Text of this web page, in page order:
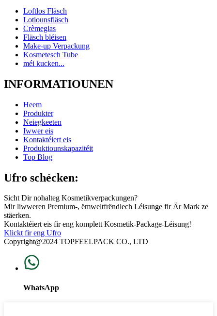
Loftlos Fläsch
Lotiounsfläsch
Crèmeglas
Fläsch bléisen
Make-up Verpackung
Kosmetesch Tube
méi kucken...
INFORMATIOUNEN
Heem
Produkter
Neiegkeeten
Iwwer eis
Kontaktéiert eis
Produktiounskapazitéit
Top Blog
Ufro schécken:
Sicht Dir nohalteg Kosmetikverpackungen?
Mir liwweren Premium-, ëmweltfrëndlech Léisunge fir Är Mark ze
stäerken.
Kontaktéiert eis fir eng komplett Kosmetik-Package-Léisung!
Klickt fir eng Ufro
Copyright@2024 TOPFEELPACK CO., LTD
WhatsApp